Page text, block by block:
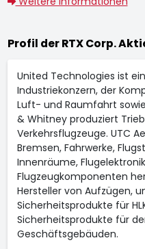
Profil der RTX Corp.
United Technologies ist
Industriekonzern, der
Luft- und Raumfahrt
& Whitney produziert
Verkehrsflugzeuge. UTC
Bremsen, Fahrwerke,
Innenräume,
Flugzeugkomponenten
Hersteller von Aufzügen,
Sicherheitsprodukte für
Sicherheitsprodukte für
Geschäftsgebäuden.